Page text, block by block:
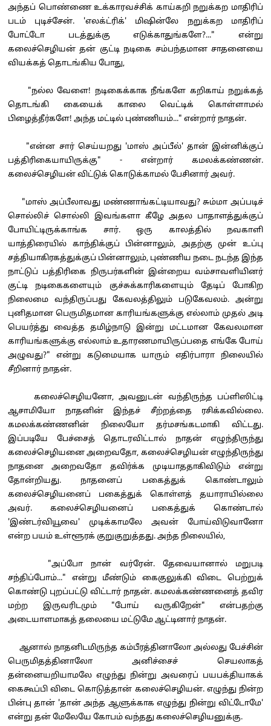
அந்தப் பொண்ணை உக்காரவச்சிக் காய்கறி நறுக்கற மாதிரிப்
படம் புடிச்சேன். 'எலக்ட்ரிக்' மிஷின்லே நறுக்கற மாதிரிப்
போட்டோ படத்துக்கு எடுக்காதுங்களே?..." என்று
கலைச்செழியன் தன் குட்டி நடிகை சம்பந்தமான சாதனையை
வியக்கத் தொடங்கிய போது,
"நல்ல வேளை! நடிகைக்காக நீங்களே கறிகாய் நறுக்கத்
தொடங்கி கையைக் காலை வெட்டிக் கொள்ளாமல்
பிழைத்தீர்களே! அந்த மட்டில் புண்ணியம்..." என்றார் நாதன்.
"என்ன சார் செய்யறது 'மாஸ் அப்பீல்' தான் இன்னிக்குப்
பத்திரிகையாயிருக்கு" - என்றார் கமலக்கண்ணன்.
கலைச்செழியன் விட்டுக் கொடுக்காமல் பேசினார் அவர்.
"மாஸ் அப்பீலாவது மண்ணாங்கட்டியாவது? சும்மா அப்படிச்
சொல்லிச் சொல்லி இவங்களா கீழே அதல பாதாளத்துக்குப்
போயிட்டிருக்காங்க சார். ஒரு காலத்தில் நவகாளி
யாத்திரையில் காந்திக்குப் பின்னாலும், அதற்கு முன் உப்பு
சத்தியாகிரகத்துக்குப் பின்னாலும், புண்ணிய நடை நடந்த இந்த
நாட்டுப் பத்திரிகை நிருபர்களின் இன்றைய வம்சாவளியினர்
குட்டி நடிகைகளையும் குச்சுக்காரிகளையும் தேடிப் போகிற
நிலைமை வந்திருப்பது கேவலத்திலும் படுகேவலம். அன்று
புனிதமான பெருமிதமான காரியங்களுக்கு எல்லாம் முதல் அடி
பெயர்த்து வைத்த தமிழ்நாடு இன்று மட்டமான கேவலமான
காரியங்களுக்கு எல்லாம் உதாரணமாயிருப்பதை எங்கே போய்
அழுவது?" என்று கடுமையாக யாரும் எதிர்பாரா நிலையில்
சீறினார் நாதன்.
கலைச்செழியனோ, அவனுடன் வந்திருந்த பப்ளிஸிட்டி
ஆசாமியோ நாதனின் இந்தச் சீற்றத்தை ரசிக்கவில்லை.
கமலக்கண்ணனின் நிலையோ தர்மசங்கடமாகி விட்டது.
இப்படியே பேச்சைத் தொடரவிட்டால் நாதன் எழுந்திருந்து
கலைச்செழியனை அறைவதோ, கலைச்செழியன் எழுந்திருந்து
நாதனை அறைவதோ தவிர்க்க முடியாததாகிவிடும் என்று
தோன்றியது. நாதனைப் பகைத்துக் கொண்டாலும்
கலைச்செழியனைப் பகைத்துக் கொள்ளத் தயாராயில்லை
அவர். கலைச்செழியனைப் பகைத்துக் கொண்டால்
'இண்டர்வியூவை' முடிக்காமலே அவன் போய்விடுவானோ
என்ற பயம் உள்ளூரக் குறுகுறுத்தது. அந்த நிலையில்,
"அப்போ நான் வர்ரேன். தேவையானால் மறுபடி
சந்திப்போம்..." என்று மீண்டும் கைகுலுக்கி விடை பெற்றுக்
கொண்டு புறப்பட்டு விட்டார் நாதன். கமலக்கண்ணனைத் தவிர
மற்ற இருவரிடமும் "போய் வருகிறேன்" என்பதற்கு
அடையாளமாகத் தலையை மட்டுமே ஆட்டினார் நாதன்.
ஆனால் நாதனிடமிருந்த கம்பீரத்தினாலோ அல்லது பேச்சின்
பெருமிதத்தினாலோ அனிச்சைச் செயலாகத்
தன்னையறியாமலே எழுந்து நின்று அவரைப் பயபக்தியாகக்
கைகூப்பி விடை கொடுத்தான் கலைச்செழியன். எழுந்து நின்ற
பின்பு தான் 'தான் அந்த ஆளுக்காக எழுந்து நின்று விட்டோமே'
என்று தன் மேலேயே கோபம் வந்தது கலைச்செழியனுக்கு.